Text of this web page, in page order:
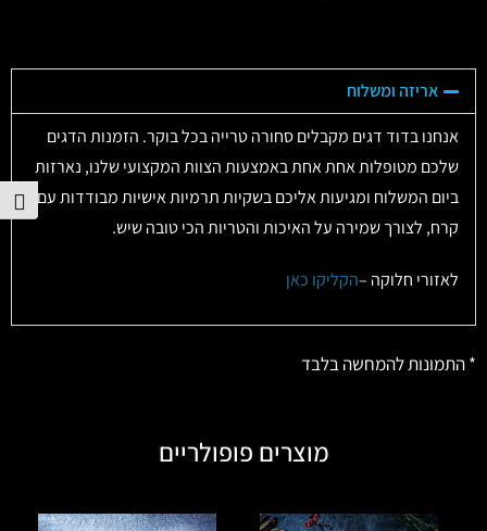
אריזה ומשלוח
אנחנו בדוד דגים מקבלים סחורה טרייה בכל בוקר. הזמנות הדגים
שלכם מטופלות אחת אחת באמצעות הצוות המקצועי שלנו, נארזות
ביום המשלוח ומגיעות אליכם בשקיות תרמיות אישיות מבודדות עם
קרח, לצורך שמירה על האיכות והטריות הכי טובה שיש.
לאזורי חלוקה –הקליקו כאן
* התמונות להמחשה בלבד
מוצרים פופולריים